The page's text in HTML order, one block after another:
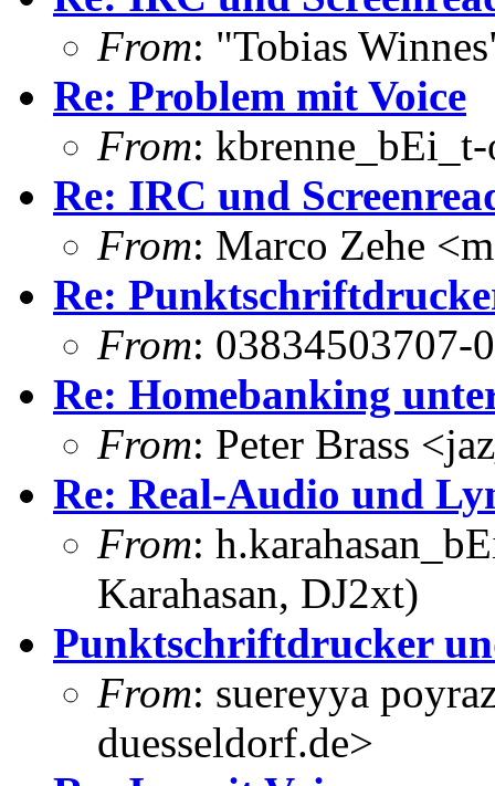
From: "Tobias
Re: Problem mit Voice
From:
Re: IRC und
From: Marco Zehe
Re:
From: 03834503707-
Re: Homebanking
From: Peter Brass
Re: Real-Audio und
From:
Karahasan, DJ2xt)
Punktschriftdrucker
From: suereyya
duesseldorf.de>